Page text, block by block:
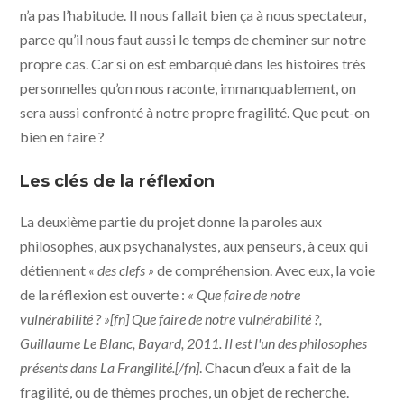
n’a pas l’habitude. Il nous fallait bien ça à nous spectateur,
parce qu’il nous faut aussi le temps de cheminer sur notre
propre cas. Car si on est embarqué dans les histoires très
personnelles qu’on nous raconte, immanquablement, on
sera aussi confronté à notre propre fragilité. Que peut-on
bien en faire ?
Les clés de la réflexion
La deuxième partie du projet donne la paroles aux
philosophes, aux psychanalystes, aux penseurs, à ceux qui
détiennent « des clefs »de compréhension. Avec eux, la voie
de la réflexion est ouverte : « Que faire de notre
vulnérabilité ? »[fn] Que faire de notre vulnérabilité ?,
Guillaume Le Blanc, Bayard, 2011. Il est l'un des philosophes
présents dans La Frangilité.[/fn]. Chacun d’eux a fait de la
fragilité, ou de thèmes proches, un objet de recherche.